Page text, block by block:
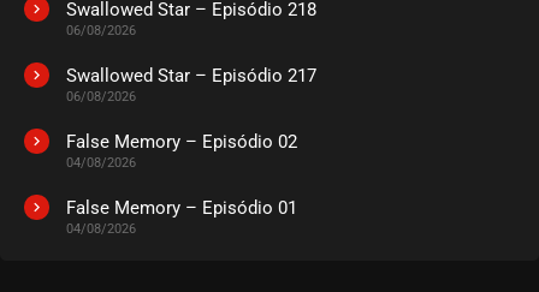
Swallowed Star – Episódio 218
06/08/2026
Swallowed Star – Episódio 217
06/08/2026
False Memory – Episódio 02
04/08/2026
False Memory – Episódio 01
04/08/2026